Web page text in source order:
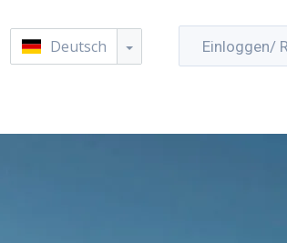
Deutsch Einloggen/